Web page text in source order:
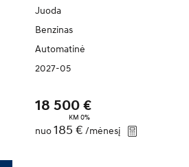
Juoda
Benzinas
Automatinė
2027-05
18 500 €
KM 0%
nuo185 € /mėnesį